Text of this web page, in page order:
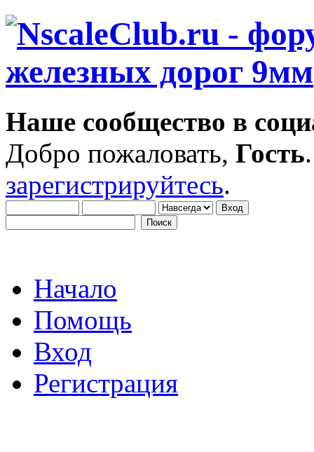
Наше сообщество в
Добро пожаловать, Гость
зарегистрируйтесь.
Начало
Помощь
Вход
Регистрация